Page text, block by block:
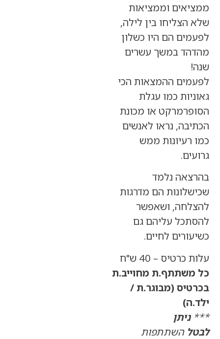
וממציאות
בין לילה,
הם היו כשלון
במשך עשרים
ההמצאות הכי
כמו עגלת
או מכונת
נראו לאנשים
ממש
נלמד
הם מדרגות
ושאפשר
עליהם גם
לחיים.
– 40 ש"ח
מחוייב.ת
(מבוגר.ת /
ניתן
השתתפות